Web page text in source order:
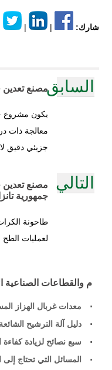
شارك: |
|
السابقمصنع تعدين خام الذهب
يكون مشروع
جزيئي دقيق
التالي
جمهورية
طاحونة
لعمليات
م والقطاعات الصناعية
معدات غربال الهزاز
دليل آلة الترشيح
سبع نصائح لزيادة كفاءة
المسائل التي تحتاج